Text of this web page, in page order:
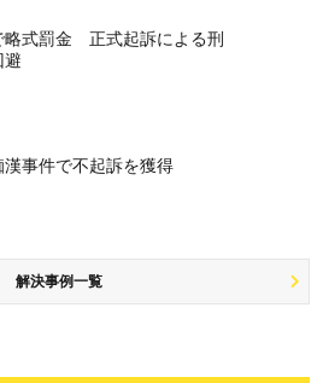
略式罰金 正式起訴による刑
避
漢事件で不起訴を獲得
解決事例一覧